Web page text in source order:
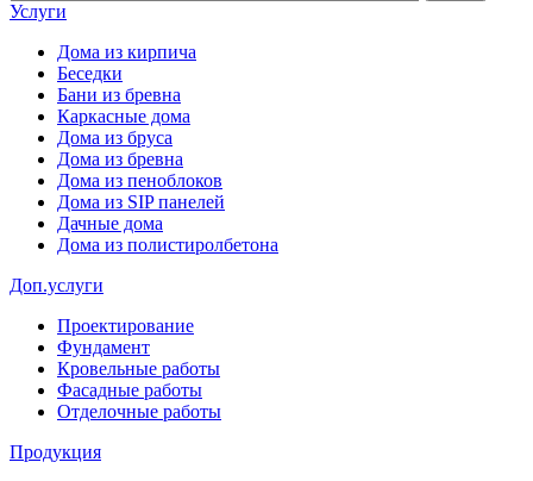
Услуги
Дома из кирпича
Беседки
Бани из бревна
Каркасные дома
Дома из бруса
Дома из бревна
Дома из пеноблоков
Дома из SIP панелей
Дачные дома
Дома из полистиролбетона
Доп.услуги
Проектирование
Фундамент
Кровельные работы
Фасадные работы
Отделочные работы
Продукция